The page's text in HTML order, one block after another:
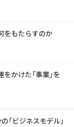
をもたらすのか
かけた「事業」を
「ビジネスモデル」